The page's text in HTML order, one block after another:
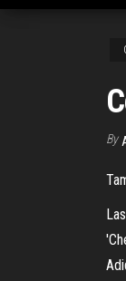
By